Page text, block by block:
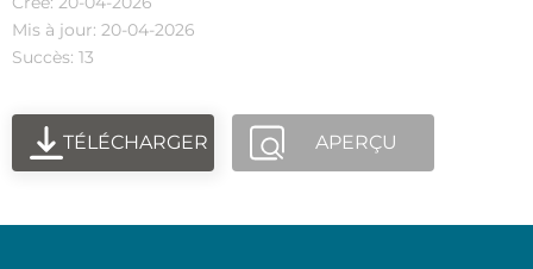
Mis à jour: 20-04-2026
Succès: 13
TÉLÉCHARGER APERÇU